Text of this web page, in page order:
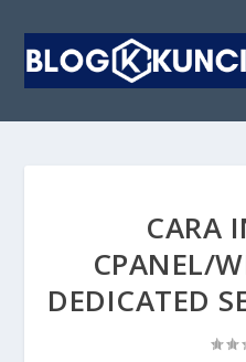
CARA
CPANEL/
DEDICATED